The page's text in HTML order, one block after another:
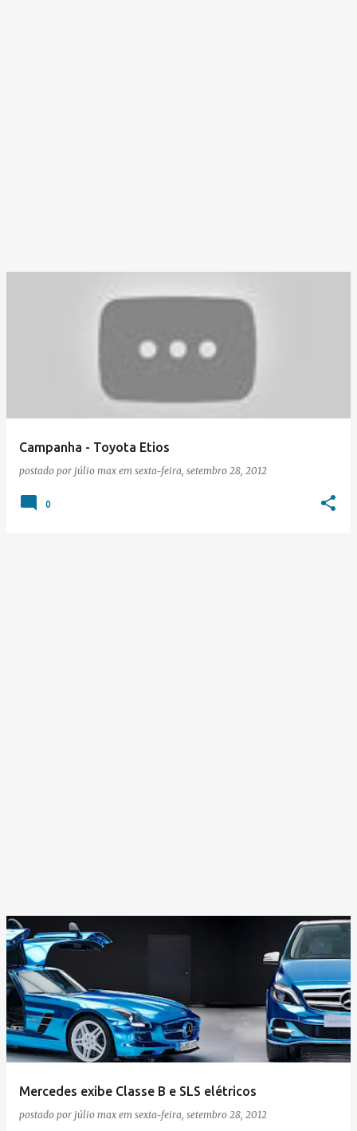
Campanha - Toyota Etios
postado por júlio max em sexta-feira, setembro 28, 2012
0
Mercedes exibe Classe B e SLS elétricos
postado por júlio max em sexta-feira, setembro 28, 2012